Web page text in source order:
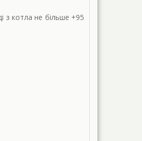
з котла не більше +95